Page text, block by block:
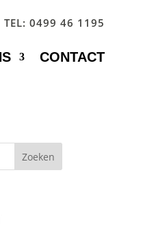
TEL: 0499 46 1195
CONTACT
Zoeken